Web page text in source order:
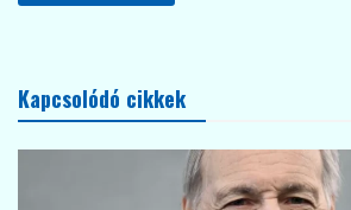
Kapcsolódó cikkek